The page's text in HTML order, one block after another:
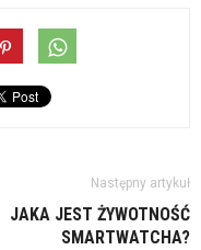
Następny artykuł
JAKA JEST ŻYWOTNOŚĆ
SMARTWATCHA?